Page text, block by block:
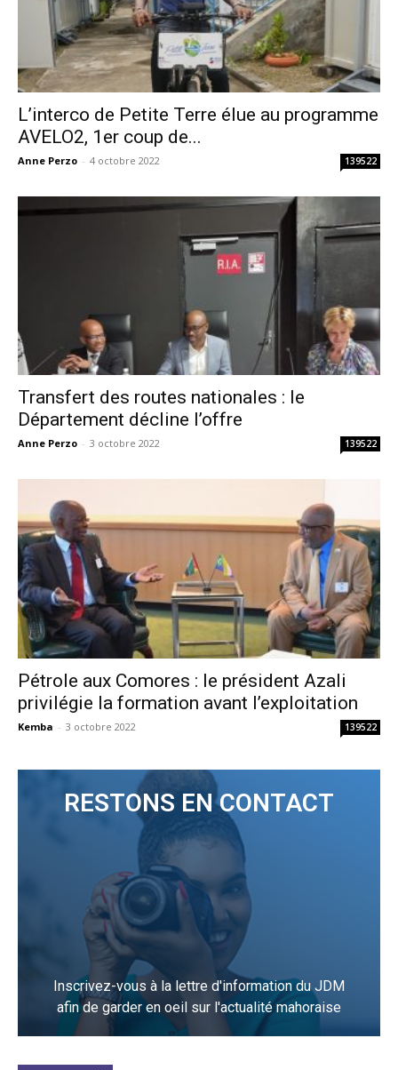
L’interco de Petite Terre élue au programme
AVELO2, 1er coup de...
Anne Perzo - 4 octobre 2022 139522
Transfert des routes nationales : le
Département décline l’offre
Anne Perzo - 3 octobre 2022 139522
Pétrole aux Comores : le président Azali
privilégie la formation avant l’exploitation
Kemba - 3 octobre 2022 139522
RESTONS EN CONTACT
Inscrivez-vous à la lettre d'information du JDM
afin de garder en oeil sur l'actualité mahoraise